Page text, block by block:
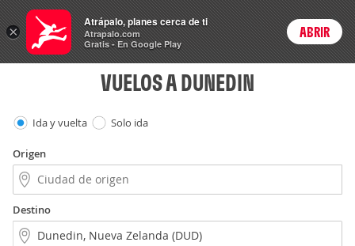
Vuelos Login
VUELOS A DUNEDIN
Ida y vuelta Solo ida
Origen
Destino
×
Atrápalo, planes cerca de ti
Atrapalo.com
Gratis - En Google Play
ABRIR